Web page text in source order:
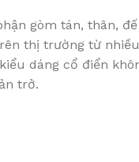
gòm tán, thân,
thị trường từ
dáng cổ điển
trở.